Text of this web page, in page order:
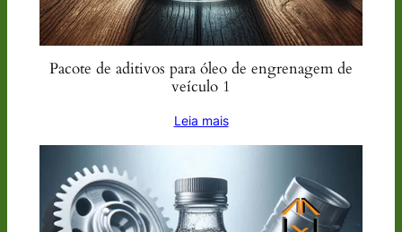
Pacote de aditivos para óleo de engrenagem de
veículo 1
Leia mais